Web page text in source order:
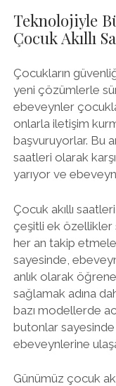
Teknolojiyle
Çocuk Akıllı
Çocukların
yeni çözümlerle
ebeveynler
onlarla iletişim
başvuruyorlar. Bu
saatleri olarak
yarıyor ve
Çocuk akıllı
çeşitli ek özellikler
her an takip
sayesinde,
anlık olarak
sağlamak adına
bazı modellerde
butonlar sayesinde
ebeveynlerine
Günümüz çocuk